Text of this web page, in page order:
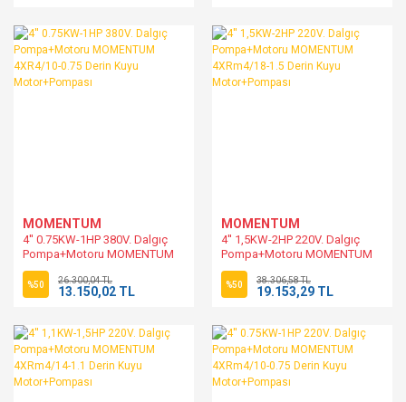
MOMENTUM
4'' 0.75KW-1HP 380V. Dalgıç
Pompa+Motoru MOMENTUM
4XR4/10-0.75 Derin Kuyu
Motor+Pompası
%50 26.300,04 TL
13.150,02 TL
MOMENTUM
4'' 1,5KW-2HP 220V. Dalgıç
Pompa+Motoru MOMENTUM
4XRm4/18-1.5 Derin Kuyu
Motor+Pompası
%50 38.306,58 TL
19.153,29 TL